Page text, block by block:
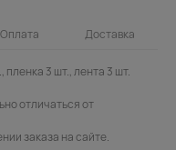
Оплата Доставка
3 шт., лента 3 шт.
отличаться от
заказа на сайте.